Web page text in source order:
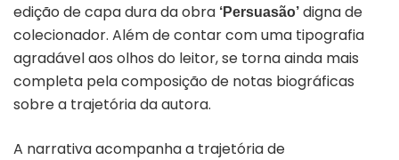
edição de capa dura da obra ‘Persuasão’ digna de
colecionador. Além de contar com uma tipografia
agradável aos olhos do leitor, se torna ainda mais
completa pela composição de notas biográficas
sobre a trajetória da autora.
A narrativa acompanha a trajetória de